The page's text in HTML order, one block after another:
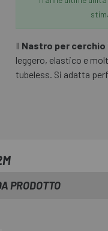
Il Nastro per cerchio
leggero, elastico e
tubeless. Si adatta
PRODOTTO